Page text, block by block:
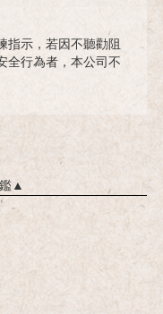
指示，若因不聽勸阻
全行為者，本公司不
▲